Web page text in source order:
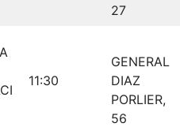
27
11:30
GENERAL
DIAZ
PORLIER,
56